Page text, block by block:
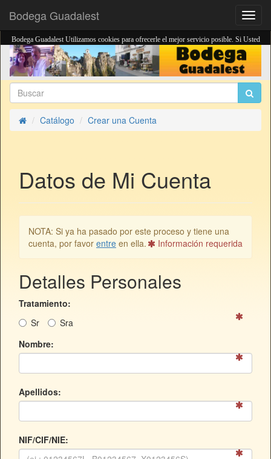
Bodega Guadalest
Bodega Guadalest Utilizamos cookies para ofrecerle el mejor servicio posible. Si Usted
continua navegando por el sito, usted esta de acuerdo con el uso de cookies .
Estoy de acuerdo
InicioCatálogo Crear una Cuenta
Datos de Mi Cuenta
NOTA: Si ya ha pasado por este proceso y tiene una
cuenta, por favor entre en ella. Información requerida
Detalles Personales
Tratamiento:
Sr Sra
Nombre:
Apellidos:
NIF/CIF/NIE: